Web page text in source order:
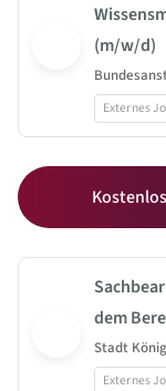
(m/w/d)
Externes
dem
Stadt
Externes